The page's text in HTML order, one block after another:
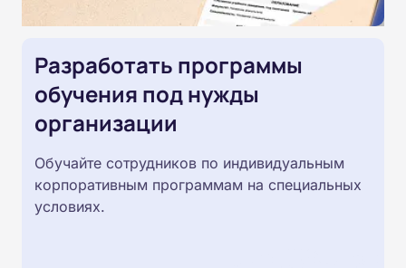
Разработать программы
обучения под нужды
организации
Обучайте сотрудников по индивидуальным
корпоративным программам на специальных
условиях.